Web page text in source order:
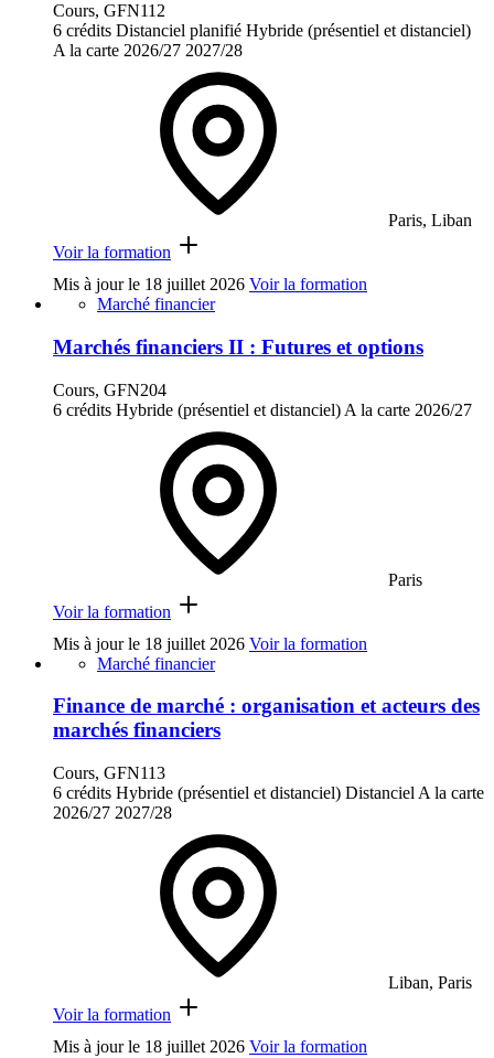
Cours, GFN112
6 crédits Distanciel planifié Hybride (présentiel et distanciel)
A la carte 2026/27 2027/28
Paris, Liban
Voir la formation
Mis à jour le 18 juillet 2026 Voir la formation
Marché financier
Marchés financiers II : Futures et options
Cours, GFN204
6 crédits Hybride (présentiel et distanciel) A la carte 2026/27
Paris
Voir la formation
Mis à jour le 18 juillet 2026 Voir la formation
Marché financier
Finance de marché : organisation et acteurs des
marchés financiers
Cours, GFN113
6 crédits Hybride (présentiel et distanciel) Distanciel A la carte
2026/27 2027/28
Liban, Paris
Voir la formation
Mis à jour le 18 juillet 2026 Voir la formation